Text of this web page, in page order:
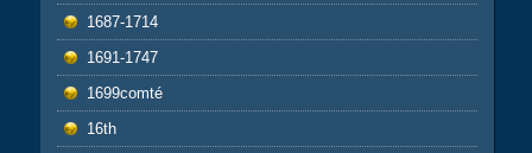
1687-1714
1691-1747
1699comté
16th